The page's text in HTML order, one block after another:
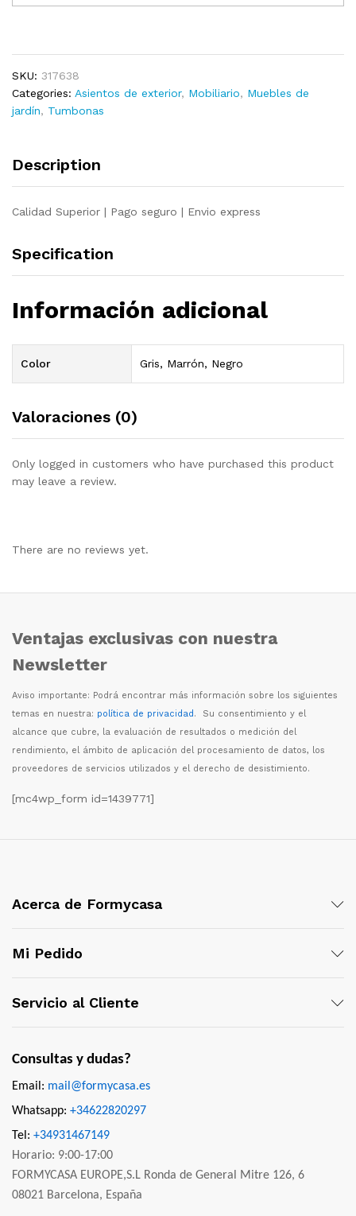
mesita
sintético
marrón
quantity
SKU: 317638
Categories: Asientos de exterior, Mobiliario, Muebles de
jardín, Tumbonas
Description
Calidad Superior | Pago seguro | Envio express
Specification
Información adicional
Color Gris, Marrón, Negro
Valoraciones (0)
Only logged in customers who have purchased this product
may leave a review.
There are no reviews yet.
Ventajas exclusivas con nuestra
Newsletter
Aviso importante: Podrá encontrar más información sobre los siguientes
temas en nuestra: política de privacidad. Su consentimiento y el
alcance que cubre, la evaluación de resultados o medición del
rendimiento, el ámbito de aplicación del procesamiento de datos, los
proveedores de servicios utilizados y el derecho de desistimiento.
[mc4wp_form id=1439771]
Acerca de Formycasa
Mi Pedido
Servicio al Cliente
Consultas y dudas?
Email: mail@formycasa.es
Whatsapp: +34622820297
Tel: +34931467149
Horario: 9:00-17:00
FORMYCASA EUROPE,S.L Ronda de General Mitre 126, 6
08021 Barcelona, España